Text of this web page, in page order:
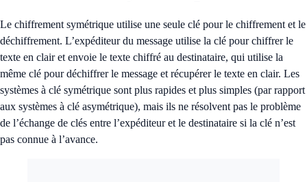
Le chiffrement symétrique utilise une seule clé pour le chiffrement et le
déchiffrement. L’expéditeur du message utilise la clé pour chiffrer le
texte en clair et envoie le texte chiffré au destinataire, qui utilise la
même clé pour déchiffrer le message et récupérer le texte en clair. Les
systèmes à clé symétrique sont plus rapides et plus simples (par rapport
aux systèmes à clé asymétrique), mais ils ne résolvent pas le problème
de l’échange de clés entre l’expéditeur et le destinataire si la clé n’est
pas connue à l’avance.